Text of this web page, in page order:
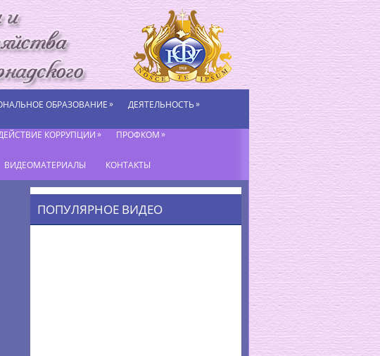
ОБРАЗОВАНИЕ» ДЕЯТЕЛЬНОСТЬ»
КОРРУПЦИИ» ПРОФКОМ»
ВИДЕОМАТЕРИАЛЫ КОНТАКТЫ
ПОПУЛЯРНОЕ ВИДЕО